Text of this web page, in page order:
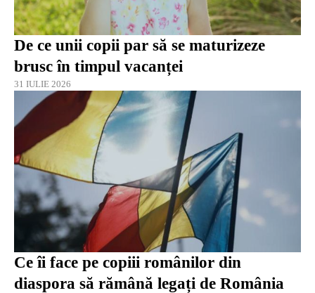
De ce unii copii par să se maturizeze
brusc în timpul vacanței
31 IULIE 2026
Ce îi face pe copiii românilor din
diaspora să rămână legați de România